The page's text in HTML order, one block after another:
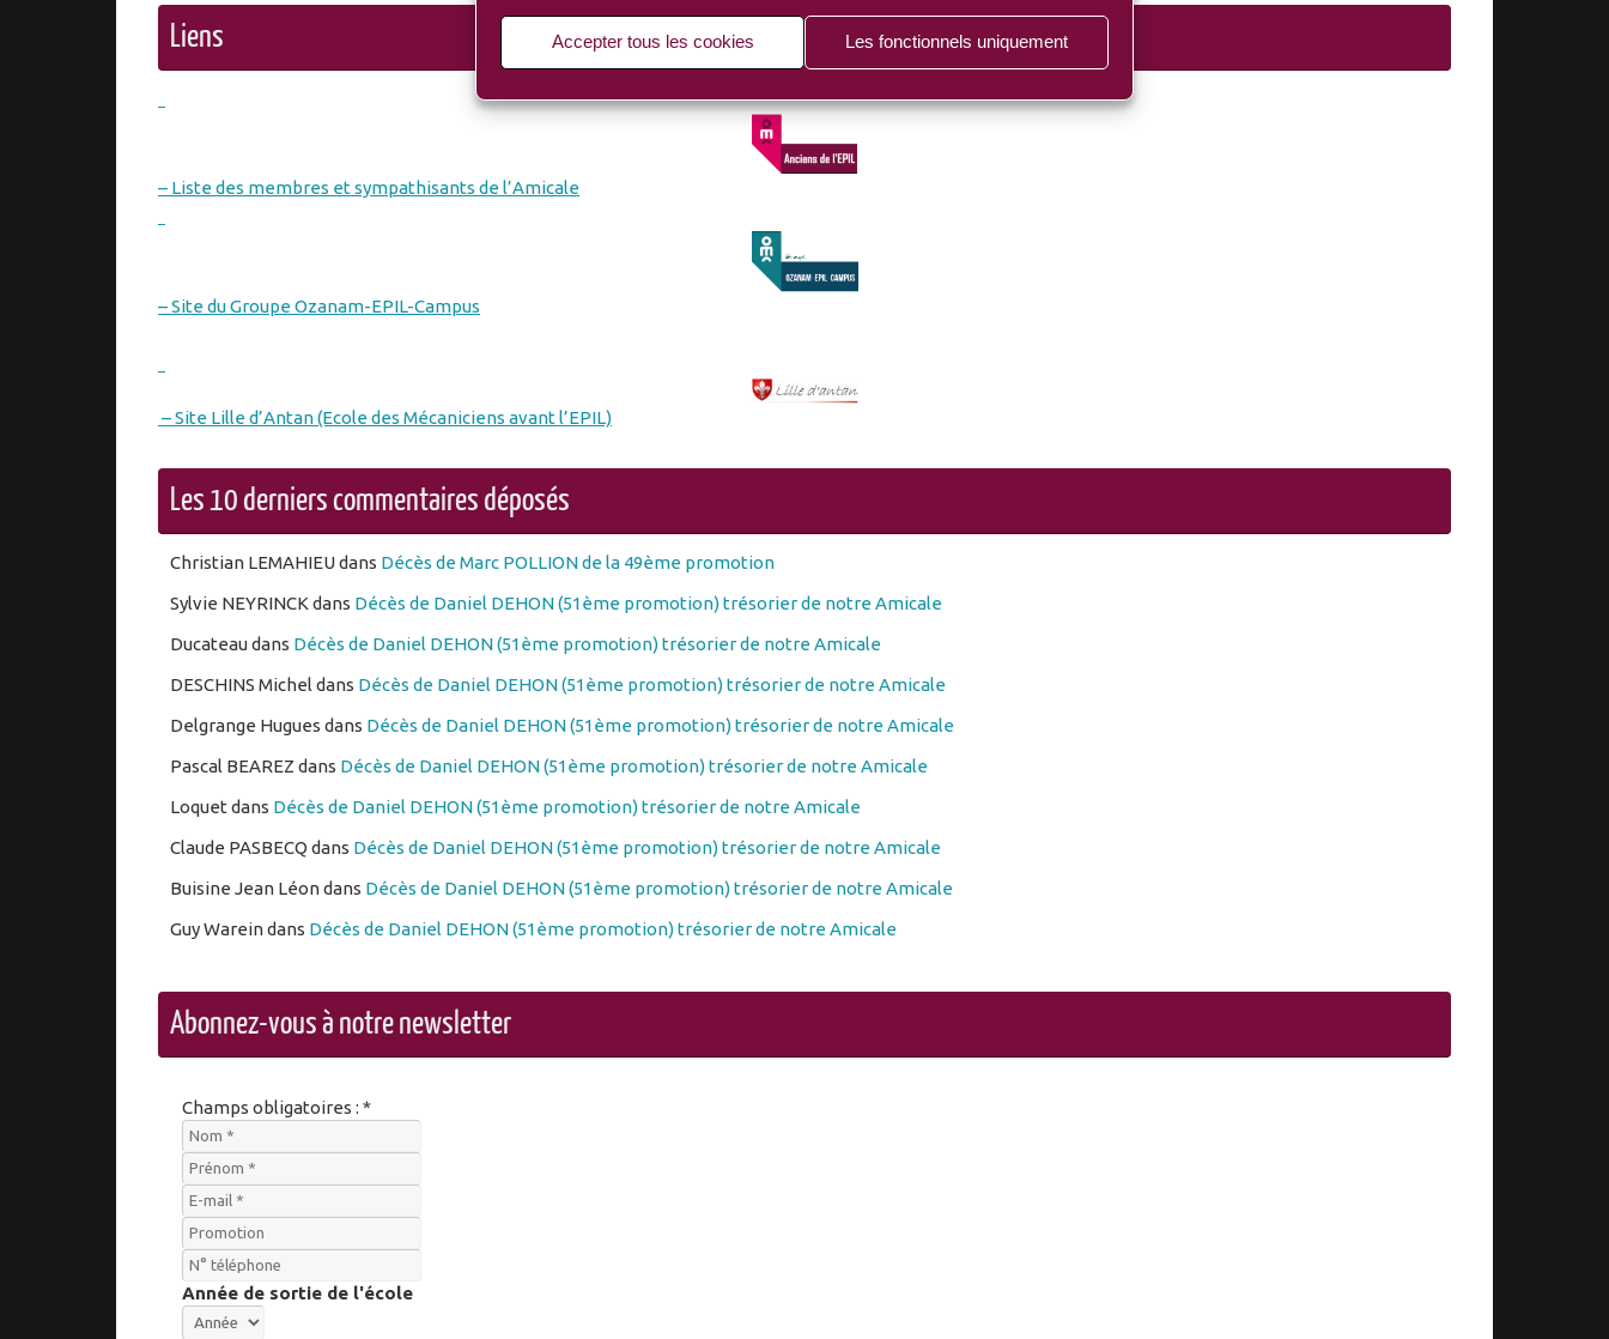
Accepter tous les cookies Les fonctionnels uniquement
Liens
– Liste des membres et sympathisants de l’Amicale
– Site du Groupe Ozanam-EPIL-Campus
– Site Lille d’Antan (Ecole des Mécaniciens avant l’EPIL)
Les 10 derniers commentaires déposés
Christian LEMAHIEUdans Décès de Marc POLLION de la 49ème promotion
Sylvie NEYRINCK dans Décès de Daniel DEHON (51ème promotion) trésorier de notre Amicale
Ducateaudans Décès de Daniel DEHON (51ème promotion) trésorier de notre Amicale
DESCHINS Michel dans Décès de Daniel DEHON (51ème promotion) trésorier de notre Amicale
Delgrange Hugues dans Décès de Daniel DEHON (51ème promotion) trésorier de notre Amicale
Pascal BEAREZ dans Décès de Daniel DEHON (51ème promotion) trésorier de notre Amicale
Loquet dans Décès de Daniel DEHON (51ème promotion) trésorier de notre Amicale
Claude PASBECQ dans Décès de Daniel DEHON (51ème promotion) trésorier de notre Amicale
Buisine Jean Léondans Décès de Daniel DEHON (51ème promotion) trésorier de notre Amicale
Guy Wareindans Décès de Daniel DEHON (51ème promotion) trésorier de notre Amicale
Abonnez-vous à notre newsletter
Champs obligatoires : *
Année de sortie de l'école